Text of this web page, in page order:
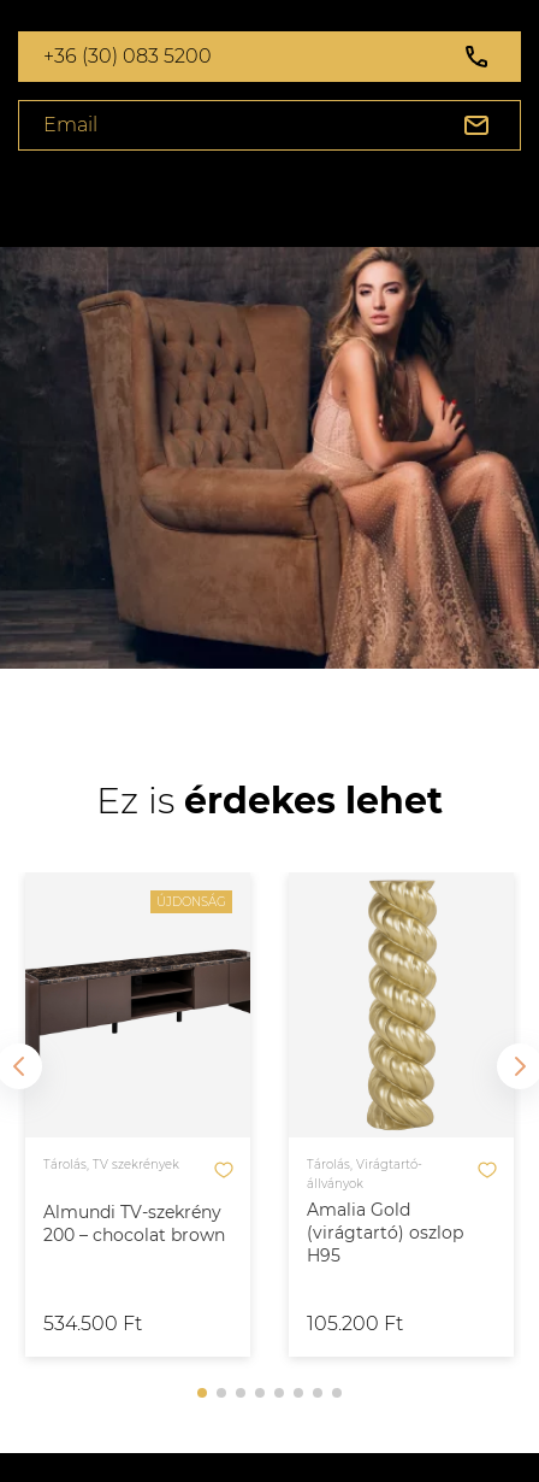
+36 (30) 083 5200
Email
Ez is érdekes lehet
ÚJDONSÁG
Almundi TV-szekrény
200 – chocolat brown
Tárolás, TV szekrények
534.500 Ft
Amalia Gold
(virágtartó) oszlop
H95
Tárolás, Virágtartó-
állványok
105.200 Ft